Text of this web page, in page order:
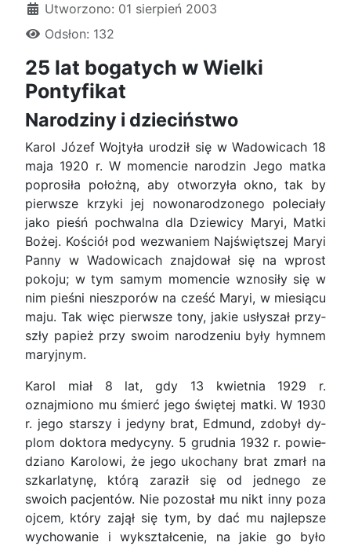
Utworzono: 01 sierpień 2003
Odsłon: 132
25 lat bogatych w Wielki
Pontyfikat
Narodziny i dzieciństwo
Karol Józef Wojtyła urodził się w Wadowicach 18
maja 1920 r. W momencie narodzin Jego matka
poprosiła położną, aby otworzyła okno, tak by
pierwsze krzyki jej nowonarodzonego poleciały
jako pieśń pochwalna dla Dziewicy Maryi, Matki
Bożej. Kościół pod wezwaniem Najświętszej Maryi
Panny w Wadowicach znajdował się na wprost
po­koju; w tym samym momencie wznosiły się w
nim pieśni nieszporów na cześć Maryi, w miesiącu
maju. Tak więc pierwsze tony, jakie usłyszał przy­
szły papież przy swoim narodzeniu były hymnem
ma­ryjnym.
Karol miał 8 lat, gdy 13 kwietnia 1929 r.
oznajmiono mu śmierć jego świętej matki. W 1930
r. jego starszy i jedyny brat, Edmund, zdobył dy­
plom doktora medycyny. 5 grudnia 1932 r. powie­
dziano Karolowi, że jego ukochany brat zmarł na
szkarlatynę, którą zaraził się od jednego ze
swoich pacjentów. Nie pozostał mu nikt inny poza
ojcem‚ który zajął się tym, by dać mu najlepsze
wy­chowa­nie i wykształcenie, na jakie go było